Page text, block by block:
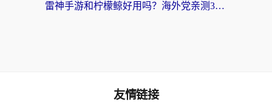
雷神手游和柠檬鲸好用吗？海外党亲测3款回国加速器，教你避开破解VPN坑
友情链接